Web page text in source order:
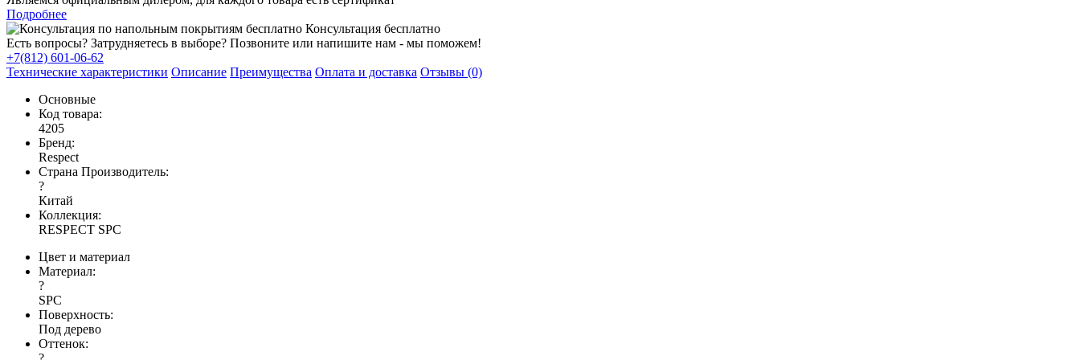
Подробнее
Консультация бесплатно
Есть вопросы? Затрудняетесь в выборе? Позвоните или напишите нам - мы поможем!
+7(812) 601-06-62
Технические характеристики Описание Преимущества Оплата и доставка Отзывы (0)
Основные
Код товара:
4205
Бренд:
Respect
Страна Производитель:
?
Китай
Коллекция:
RESPECT SPC
Цвет и материал
Материал:
?
SPC
Поверхность:
Под дерево
Оттенок: